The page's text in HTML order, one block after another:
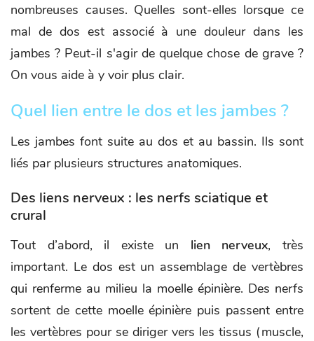
nombreuses causes. Quelles sont-elles lorsque ce
mal de dos est associé à une douleur dans les
jambes ? Peut-il s'agir de quelque chose de grave ?
On vous aide à y voir plus clair.
Quel lien entre le dos et les jambes ?
Les jambes font suite au dos et au bassin. Ils sont
liés par plusieurs structures anatomiques.
Des liens nerveux : les nerfs sciatique et
crural
Tout d’abord, il existe un lien nerveux, très
important. Le dos est un assemblage de vertèbres
qui renferme au milieu la moelle épinière. Des nerfs
sortent de cette moelle épinière puis passent entre
les vertèbres pour se diriger vers les tissus (muscle,